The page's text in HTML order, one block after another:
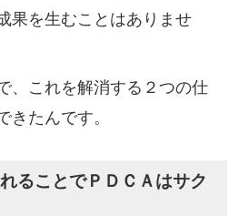
果を生むことはありませ
、これを解消する２つの仕
きたんです。
ることでＰＤＣＡはサク